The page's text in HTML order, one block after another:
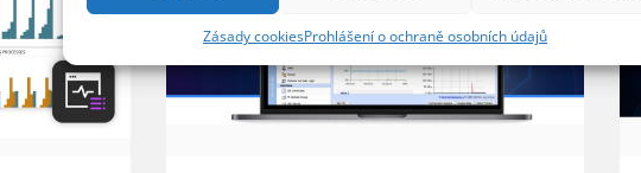
Zásady cookiesProhlášení o ochraně osobních údajů